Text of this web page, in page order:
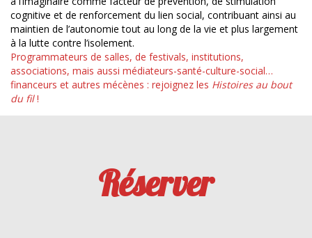
cognitive et de renforcement du lien social, contribuant ainsi au
maintien de l’autonomie tout au long de la vie et plus largement
à la lutte contre l’isolement.
Programmateurs de salles, de festivals, institutions,
associations, mais aussi médiateurs-santé-culture-social…
financeurs et autres mécènes : rejoignez les Histoires au bout
du fil!
Réserver